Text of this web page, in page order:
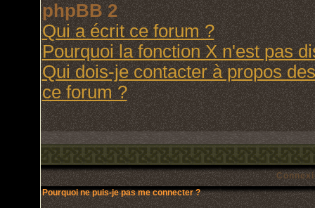
phpBB 2
Qui a écrit ce forum ?
Pourquoi la fonction X n'est pas
Qui dois-je contacter à propos
ce forum ?
Pourquoi ne puis-je pas me connecter ?